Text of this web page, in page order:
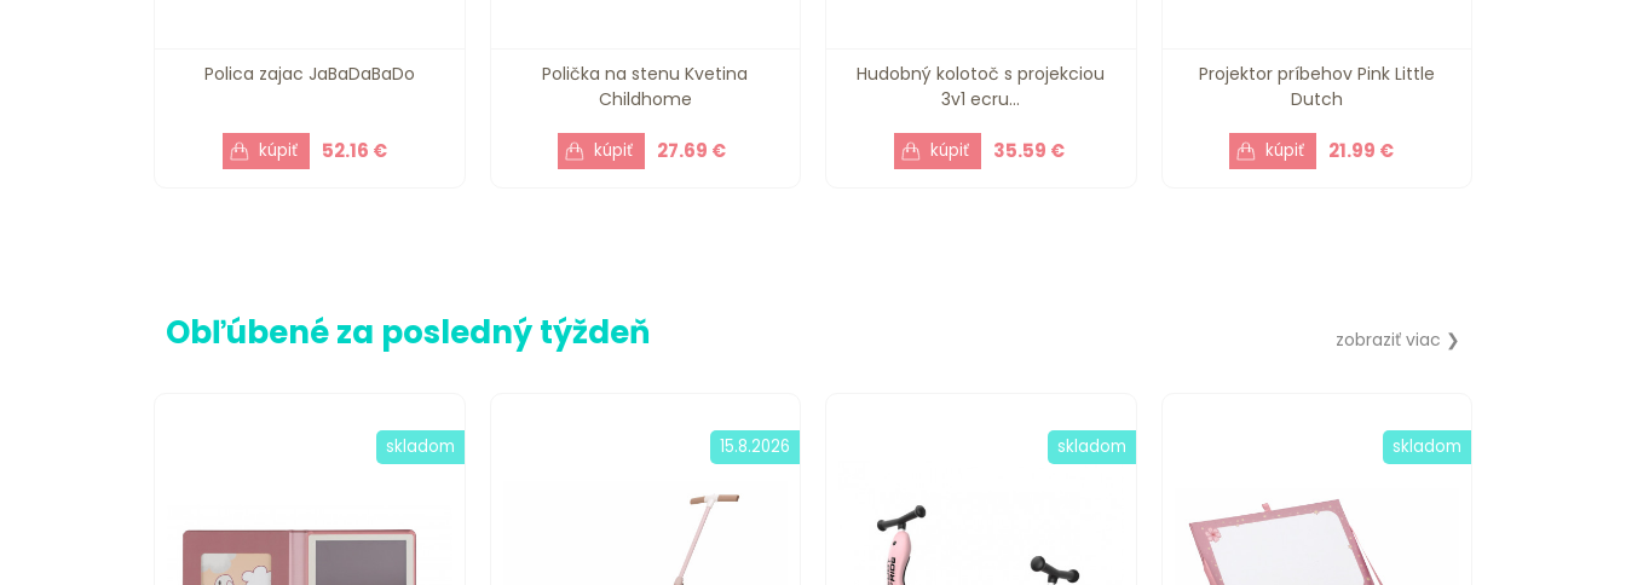
Polica zajac JaBaDaBaDo
52.16 €
Polička na stenu Kvetina
Childhome
27.69 €
Hudobný kolotoč s projekciou
3v1 ecru...
35.59 €
Projektor príbehov Pink Little
Dutch
21.99 €
Obľúbené za posledný týždeň zobraziť viac ❯
skladom 15.8.2026 skladom skladom